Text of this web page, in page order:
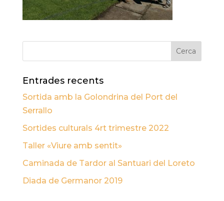
Entrades recents
Sortida amb la Golondrina del Port del
Serrallo
Sortides culturals 4rt trimestre 2022
Taller «Viure amb sentit»
Caminada de Tardor al Santuari del Loreto
Diada de Germanor 2019